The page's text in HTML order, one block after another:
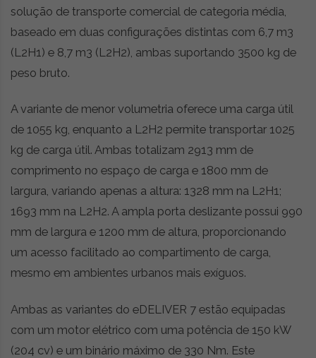
solução de transporte comercial de categoria média,
baseado em duas configurações distintas com 6,7 m3
(L2H1) e 8,7 m3 (L2H2), ambas suportando 3500 kg de
peso bruto.
A variante de menor volumetria oferece uma carga útil
de 1055 kg, enquanto a L2H2 permite transportar 1025
kg de carga útil. Ambas totalizam 2913 mm de
comprimento no espaço de carga e 1800 mm de
largura, variando apenas a altura: 1328 mm na L2H1;
1693 mm na L2H2. A ampla porta deslizante possui 990
mm de largura e 1200 mm de altura, proporcionando
um acesso facilitado ao compartimento de carga,
mesmo em ambientes urbanos mais exíguos.
Ambas as variantes do eDELIVER 7 estão equipadas
com um motor elétrico com uma potência de 150 kW
(204 cv) e um binário máximo de 330 Nm. Este